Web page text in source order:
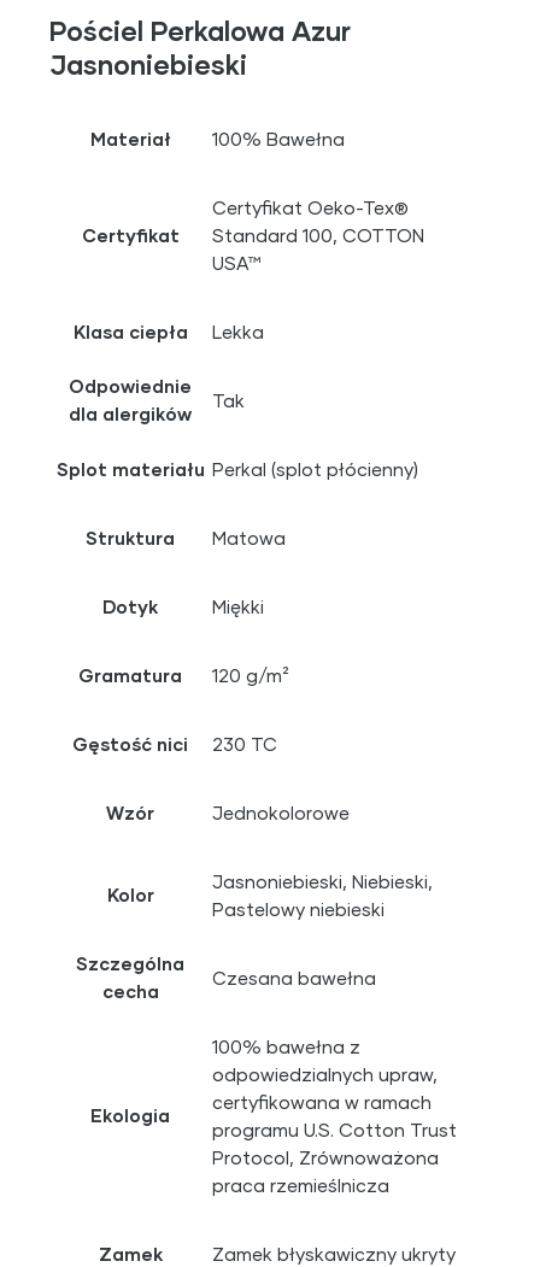
Pościel Perkalowa Azur
Jasnoniebieski
Materiał 100% Bawełna
Certyfikat
Certyfikat Oeko-Tex®
Standard 100, COTTON
USA™
Klasa ciepła Lekka
Odpowiednie
dla alergików
Tak
Splot materiału Perkal (splot płócienny)
Struktura Matowa
Dotyk Miękki
Gramatura 120 g/m²
Gęstość nici 230 TC
Wzór Jednokolorowe
Kolor
Jasnoniebieski, Niebieski,
Pastelowy niebieski
Szczególna
cecha
Czesana bawełna
Ekologia
100% bawełna z
odpowiedzialnych upraw,
certyfikowana w ramach
programu U.S. Cotton Trust
Protocol, Zrównoważona
praca rzemieślnicza
Zamek Zamek błyskawiczny ukryty